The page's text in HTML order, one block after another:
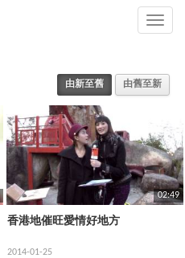
Toggle
由新至舊 由舊至新
02:49
香港地催旺愛情好地方
2014-01-25